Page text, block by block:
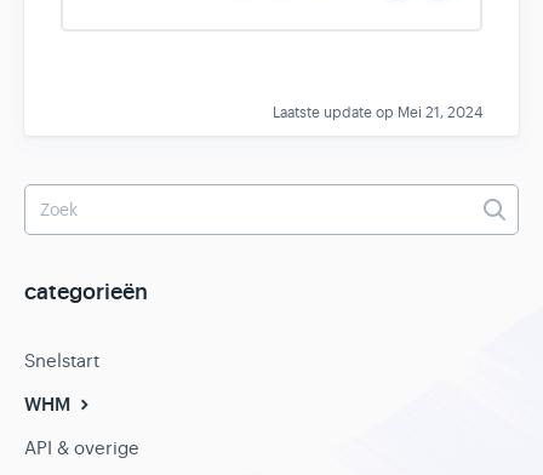
s
Laatste update op Mei 21, 2024
categorieën
Snelstart
WHM
API & overige